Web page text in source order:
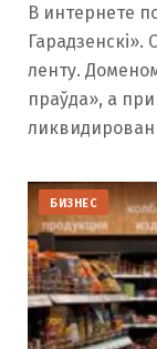
В интернете
Гарадзенскі».
ленту.
праўда», а
БИЗНЕС